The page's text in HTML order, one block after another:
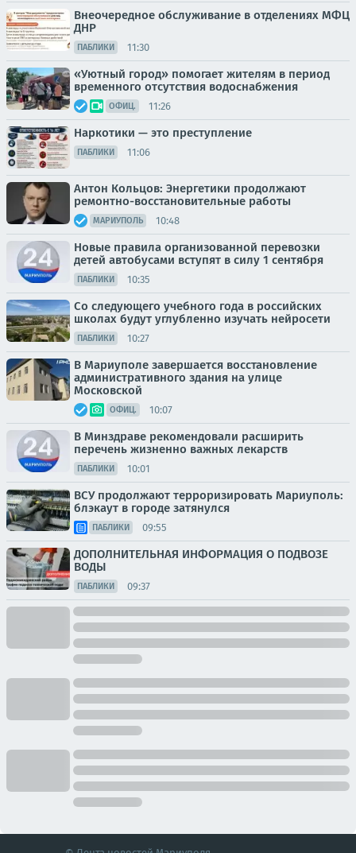
Внеочередное обслуживание в отделениях МФЦ
ДНР
ПАБЛИКИ 11:30
«Уютный город» помогает жителям в период
временного отсутствия водоснабжения
ОФИЦ. 11:26
Наркотики — это преступление
ПАБЛИКИ 11:06
Антон Кольцов: Энергетики продолжают
ремонтно-восстановительные работы
МАРИУПОЛЬ 10:48
Новые правила организованной перевозки
детей автобусами вступят в силу 1 сентября
ПАБЛИКИ 10:35
Со следующего учебного года в российских
школах будут углубленно изучать нейросети
ПАБЛИКИ 10:27
В Мариуполе завершается восстановление
административного здания на улице
Московской
ОФИЦ. 10:07
В Минздраве рекомендовали расширить
перечень жизненно важных лекарств
ПАБЛИКИ 10:01
ВСУ продолжают терроризировать Мариуполь:
блэкаут в городе затянулся
ПАБЛИКИ 09:55
ДОПОЛНИТЕЛЬНАЯ ИНФОРМАЦИЯ О ПОДВОЗЕ
ВОДЫ
ПАБЛИКИ 09:37